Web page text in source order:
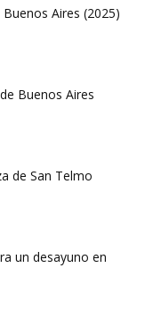
Aires (2025)
Buenos Aires
de San Telmo
un desayuno en